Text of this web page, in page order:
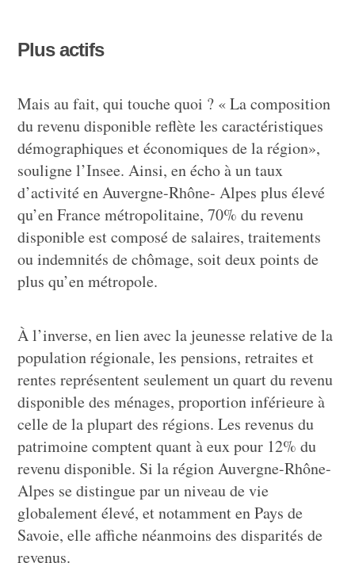
Plus actifs
Mais au fait, qui touche quoi ? « La composition
du revenu disponible reflète les caractéristiques
démographiques et économiques de la région»,
souligne l’Insee. Ainsi, en écho à un taux
d’activité en Auvergne-Rhône- Alpes plus élevé
qu’en France métropolitaine, 70% du revenu
disponible est composé de salaires, traitements
ou indemnités de chômage, soit deux points de
plus qu’en métropole.
À l’inverse, en lien avec la jeunesse relative de la
population régionale, les pensions, retraites et
rentes représentent seulement un quart du revenu
disponible des ménages, proportion inférieure à
celle de la plupart des régions. Les revenus du
patrimoine comptent quant à eux pour 12% du
revenu disponible. Si la région Auvergne-Rhône-
Alpes se distingue par un niveau de vie
globalement élevé, et notamment en Pays de
Savoie, elle affiche néanmoins des disparités de
revenus.